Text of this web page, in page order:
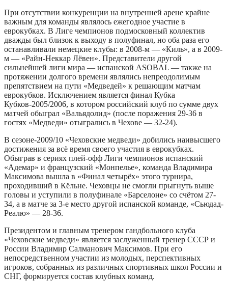
При отсутствии конкуренции на внутренней арене крайне
важным для команды являлось ежегодное участие в
еврокубках. В Лиге чемпионов подмосковный коллектив
дважды был близок к выходу в полуфинал, но оба раза его
останавливали немецкие клубы: в 2008-м — «Киль», а в 2009-
м — «Райн-Неккар Лёвен». Представители другой
сильнейшей лиги мира — испанской ASOBAL — также на
протяжении долгого времени являлись непреодолимым
препятствием на пути «Медведей» к решающим матчам
еврокубков. Исключением является финал Кубка
Кубков-2005/2006, в котором российский клуб по сумме двух
матчей обыграл «Вальядолид» (после поражения 29-36 в
гостях «Медведи» отыгрались в Чехове — 32-24).
В сезоне-2009/10 «Чеховские медведи» добились наивысшего
достижения за всё время своего участия в еврокубках.
Обыграв в сериях плей-офф Лиги чемпионов испанский
«Адемар» и французский «Монпелье», команда Владимира
Максимова вышла в «Финал четырёх» этого турнира,
проходивший в Кёльне. Чеховцы не смогли прыгнуть выше
головы и уступили в полуфинале «Барселоне» со счётом 27-
34, а в матче за 3-е место другой испанской команде, «Сьюдад-
Реалю» — 28-36.
Президентом и главным тренером гандбольного клуба
«Чеховские медведи» является заслуженный тренер СССР и
России Владимир Салманович Максимов. При его
непосредственном участии из молодых, перспективных
игроков, собранных из различных спортивных школ России и
СНГ, формируется состав клубных команд.